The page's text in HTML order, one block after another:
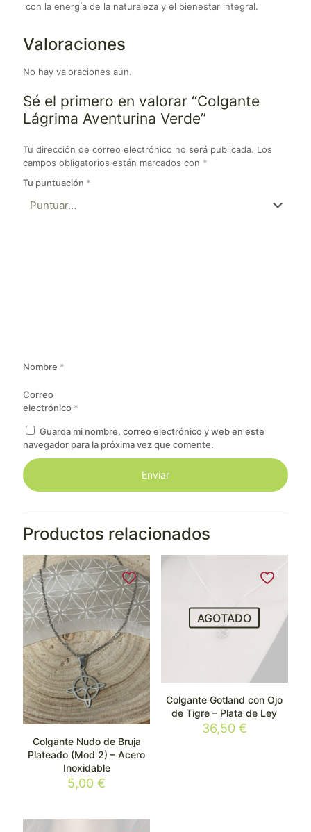
con la energía de la naturaleza y el bienestar integral.
Valoraciones
No hay valoraciones aún.
Sé el primero en valorar “Colgante
Lágrima Aventurina Verde”
Tu dirección de correo electrónico no será publicada. Los
campos obligatorios están marcados con *
Tu puntuación *
Nombre *
Correo
electrónico *
Guarda mi nombre, correo electrónico y web en este
navegador para la próxima vez que comente.
Productos relacionados
Colgante Nudo de Bruja
Plateado (Mod 2) – Acero
Inoxidable
5,00€
AGOTADO
Colgante Gotland con Ojo
de Tigre – Plata de Ley
36,50 €